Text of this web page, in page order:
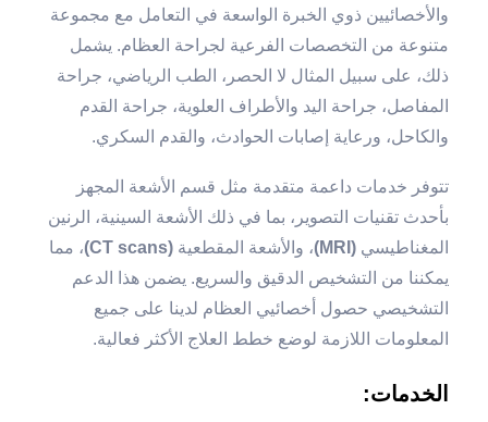
والأخصائيين ذوي الخبرة الواسعة في التعامل مع مجموعة
متنوعة من التخصصات الفرعية لجراحة العظام. يشمل
ذلك، على سبيل المثال لا الحصر، الطب الرياضي، جراحة
المفاصل، جراحة اليد والأطراف العلوية، جراحة القدم
والكاحل، ورعاية إصابات الحوادث، والقدم السكري.
تتوفر خدمات داعمة متقدمة مثل قسم الأشعة المجهز
بأحدث تقنيات التصوير، بما في ذلك الأشعة السينية، الرنين
المغناطيسي (MRI) ، والأشعة المقطعية (CT scans)
، مما
يمكننا من التشخيص الدقيق والسريع. يضمن هذا الدعم
التشخيصي حصول أخصائيي العظام لدينا على جميع
المعلومات اللازمة لوضع خطط العلاج الأكثر فعالية.
الخدمات: